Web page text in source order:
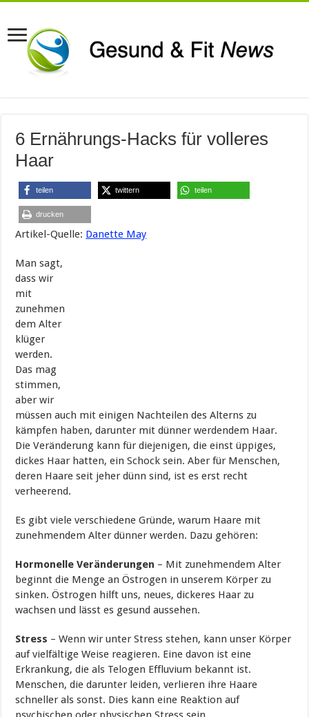
6 Ernährungs-Hacks für volleres
Haar
teilen twittern teilen
drucken
Artikel-Quelle: Danette May
Man sagt,
dass wir
mit
zunehmen
dem Alter
klüger
werden.
Das mag
stimmen,
aber wir
müssen auch mit einigen Nachteilen des Alterns zu
kämpfen haben, darunter mit dünner werdendem Haar.
Die Veränderung kann für diejenigen, die einst üppiges,
dickes Haar hatten, ein Schock sein. Aber für Menschen,
deren Haare seit jeher dünn sind, ist es erst recht
verheerend.
Es gibt viele verschiedene Gründe, warum Haare mit
zunehmendem Alter dünner werden. Dazu gehören:
Hormonelle Veränderungen – Mit zunehmendem Alter
beginnt die Menge an Östrogen in unserem Körper zu
sinken. Östrogen hilft uns, neues, dickeres Haar zu
wachsen und lässt es gesund aussehen.
Stress – Wenn wir unter Stress stehen, kann unser Körper
auf vielfältige Weise reagieren. Eine davon ist eine
Erkrankung, die als Telogen Effluvium bekannt ist.
Menschen, die darunter leiden, verlieren ihre Haare
schneller als sonst. Dies kann eine Reaktion auf